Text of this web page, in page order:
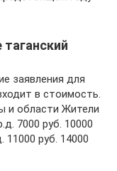
заявления для
в стоимость.
и области Жители
7000 руб. 10000
11000 руб. 14000